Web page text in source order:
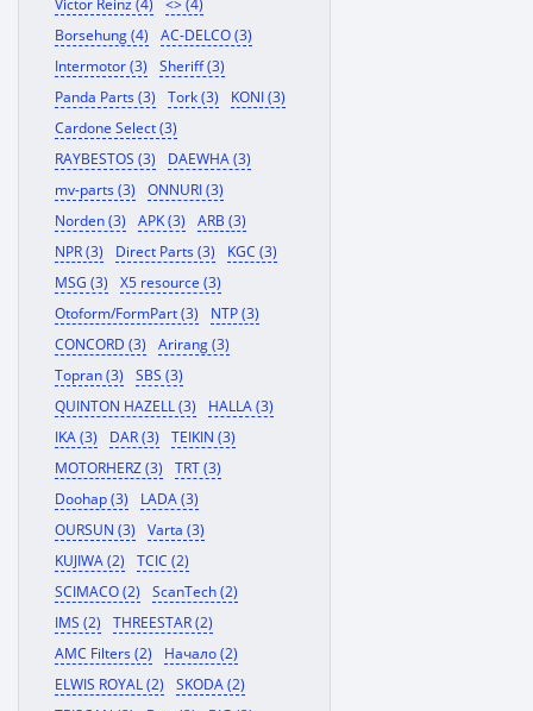
Victor Reinz (4)
<> (4)
Borsehung (4)
AC-DELCO (3)
Intermotor (3)
Sheriff (3)
Panda Parts (3)
Tork (3)
KONI (3)
Cardone Select (3)
RAYBESTOS (3)
DAEWHA (3)
mv-parts (3)
ONNURI (3)
Norden (3)
APK (3)
ARB (3)
NPR (3)
Direct Parts (3)
KGC (3)
MSG (3)
X5 resource (3)
Otoform/FormPart (3)
NTP (3)
CONCORD (3)
Arirang (3)
Topran (3)
SBS (3)
QUINTON HAZELL (3)
HALLA (3)
IKA (3)
DAR (3)
TEIKIN (3)
MOTORHERZ (3)
TRT (3)
Doohap (3)
LADA (3)
OURSUN (3)
Varta (3)
KUJIWA (2)
TCIC (2)
SCIMACO (2)
ScanTech (2)
IMS (2)
THREESTAR (2)
AMC Filters (2)
Начало (2)
ELWIS ROYAL (2)
SKODA (2)